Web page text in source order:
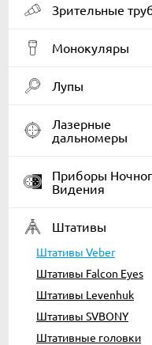
Зрительные
Монокуляры
Лупы
Лазерные
дальномеры
Приборы
Видения
Штативы
Штативы Veber
Штативы Falcon Eyes
Штативы Levenhuk
Штативы SVBONY
Штативные головки